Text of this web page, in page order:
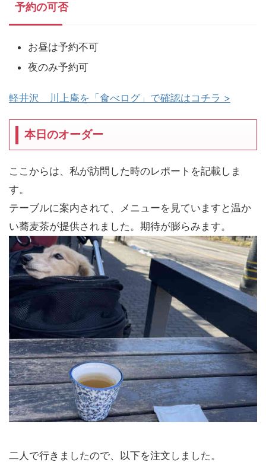
予約の可否
お昼は予約不可
夜のみ予約可
軽井沢 川上庵を「食べログ」で確認はコチラ >
本日のオーダー
ここからは、私が訪問した時のレポートを記載しま
す。
テーブルに案内されて、メニューを見ていますと温か
い蕎麦茶が提供されました。期待が膨らみます。
二人で行きましたので、以下を注文しました。